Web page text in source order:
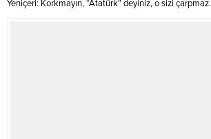
Yeniçeri: Korkmayın, “Atatürk” deyiniz, o sizi çarpmaz.